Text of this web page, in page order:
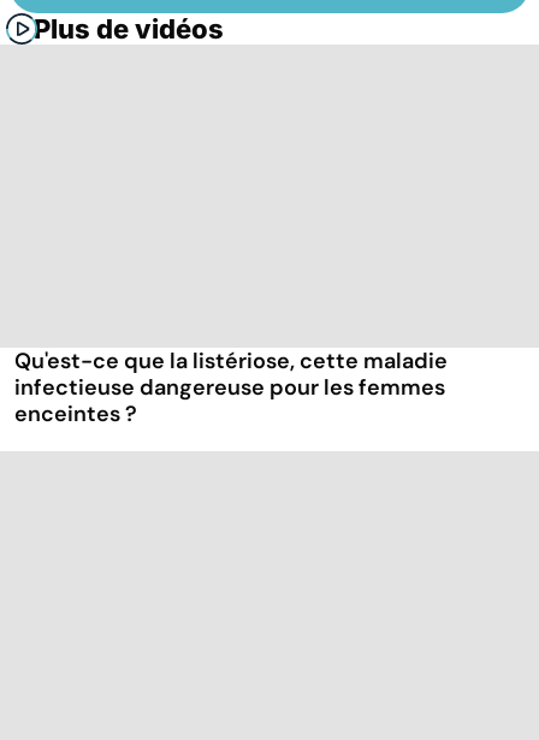
Plus de vidéos
Qu'est-ce que la listériose, cette maladie
infectieuse dangereuse pour les femmes
enceintes ?